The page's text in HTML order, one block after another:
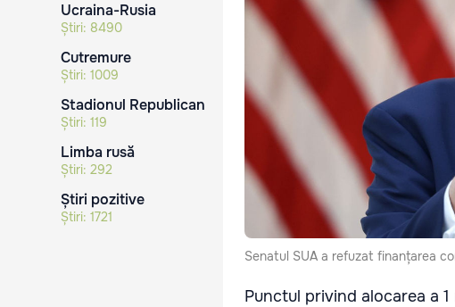
Ucraina-Rusia
Știri: 8490
Cutremure
Știri: 1009
Stadionul Republican
Știri: 119
Limba rusă
Știri: 292
Știri pozitive
Știri: 1721
Senatul SUA a refuzat finanțarea
Punctul privind alocarea a